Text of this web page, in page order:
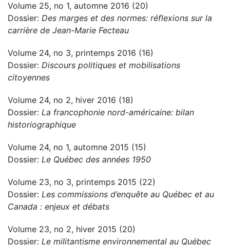
Volume 25, no 1, automne 2016 (20)
Dossier: Des marges et des normes: réflexions sur la
carrière de Jean-Marie Fecteau
Volume 24, no 3, printemps 2016 (16)
Dossier: Discours politiques et mobilisations
citoyennes
Volume 24, no 2, hiver 2016 (18)
Dossier: La francophonie nord-américaine: bilan
historiographique
Volume 24, no 1, automne 2015 (15)
Dossier: Le Québec des années 1950
Volume 23, no 3, printemps 2015 (22)
Dossier: Les commissions d’enquête au Québec et au
Canada : enjeux et débats
Volume 23, no 2, hiver 2015 (20)
Dossier: Le militantisme environnemental au Québec